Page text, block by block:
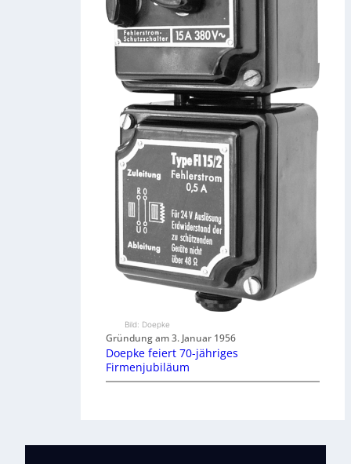
Bild: Doepke
Gründung am 3. Januar 1956
Doepke feiert 70-jähriges
Firmenjubiläum